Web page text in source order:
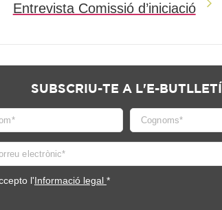
Entrevista Comissió d’iniciació
SUBSCRIU-TE A L'E-BUTLLETÍ
l'Informació legal *